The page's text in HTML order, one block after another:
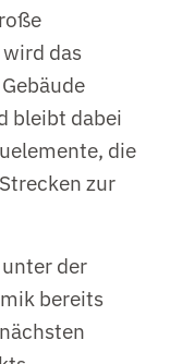
das
bleibt dabei
die
zur
der
bereits